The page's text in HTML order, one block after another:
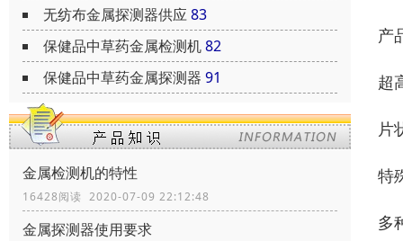
无纺布金属探测器供应83
保健品中草药金属检测机82
保健品中草药金属探测器 91
金属检测机的特性
16428阅读 2020-07-09 22:12:48
金属探测器使用要求
产
超
片
特
多